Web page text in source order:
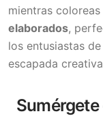
mientras
elaborados,
los entusiastas
escapada